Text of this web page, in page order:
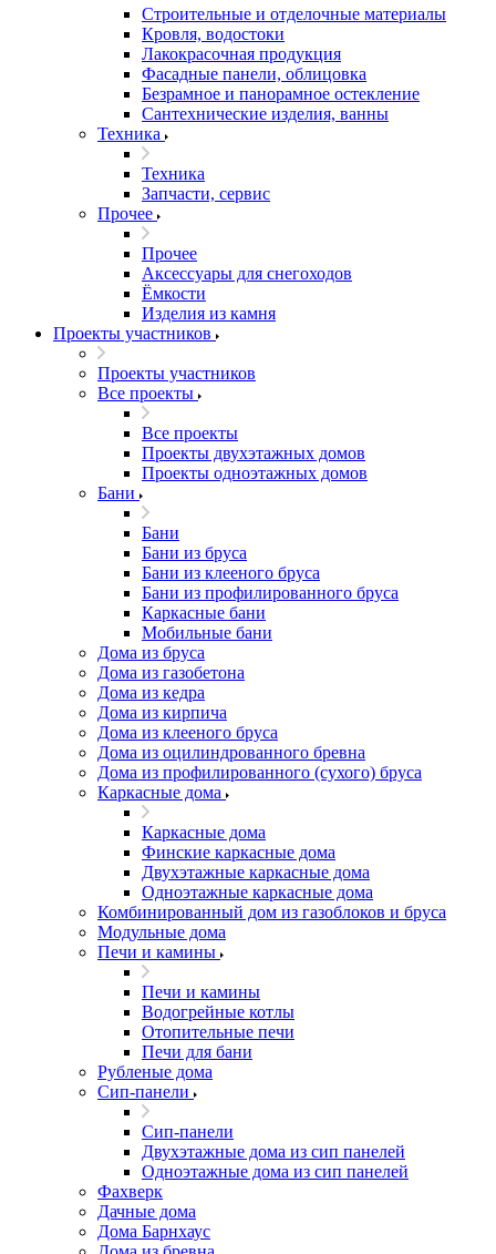
Строительные и отделочные материалы
Кровля, водостоки
Лакокрасочная продукция
Фасадные панели, облицовка
Безрамное и панорамное остекление
Сантехнические изделия, ванны
Техника
Техника
Запчасти, сервис
Прочее
Прочее
Аксессуары для снегоходов
Ёмкости
Изделия из камня
Проекты участников
Проекты участников
Все проекты
Все проекты
Проекты двухэтажных домов
Проекты одноэтажных домов
Бани
Бани
Бани из бруса
Бани из клееного бруса
Бани из профилированного бруса
Каркасные бани
Мобильные бани
Дома из бруса
Дома из газобетона
Дома из кедра
Дома из кирпича
Дома из клееного бруса
Дома из оцилиндрованного бревна
Дома из профилированного (сухого) бруса
Каркасные дома
Каркасные дома
Финские каркасные дома
Двухэтажные каркасные дома
Одноэтажные каркасные дома
Комбинированный дом из газоблоков и бруса
Модульные дома
Печи и камины
Печи и камины
Водогрейные котлы
Отопительные печи
Печи для бани
Рубленые дома
Сип-панели
Сип-панели
Двухэтажные дома из сип панелей
Одноэтажные дома из сип панелей
Фахверк
Дачные дома
Дома Барнхаус